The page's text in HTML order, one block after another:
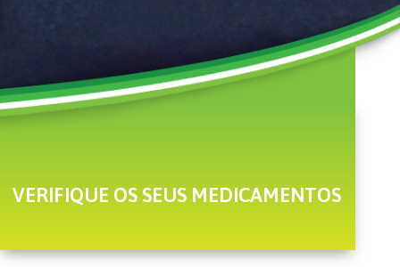
VERIFIQUE OS SEUS MEDICAMENTOS